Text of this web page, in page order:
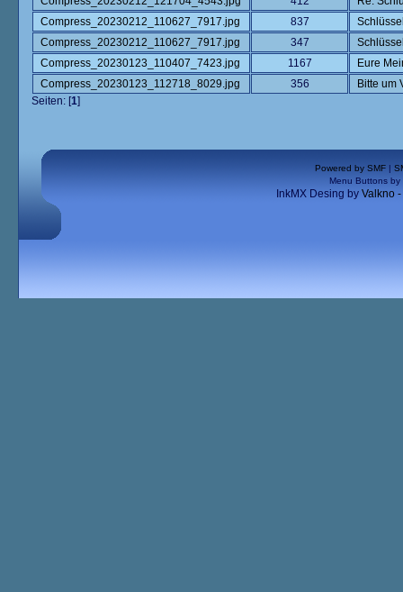
Compress_20230212_110627_7917.jpg
837
Compress_20230212_110627_7917.jpg
347
Compress_20230123_110407_7423.jpg
1167
Eure
Compress_20230123_112718_8029.jpg
356
Bitte um
Seiten: [1]
Powered by SMF |
Menu Buttons by
InkMX Desing by Valkno